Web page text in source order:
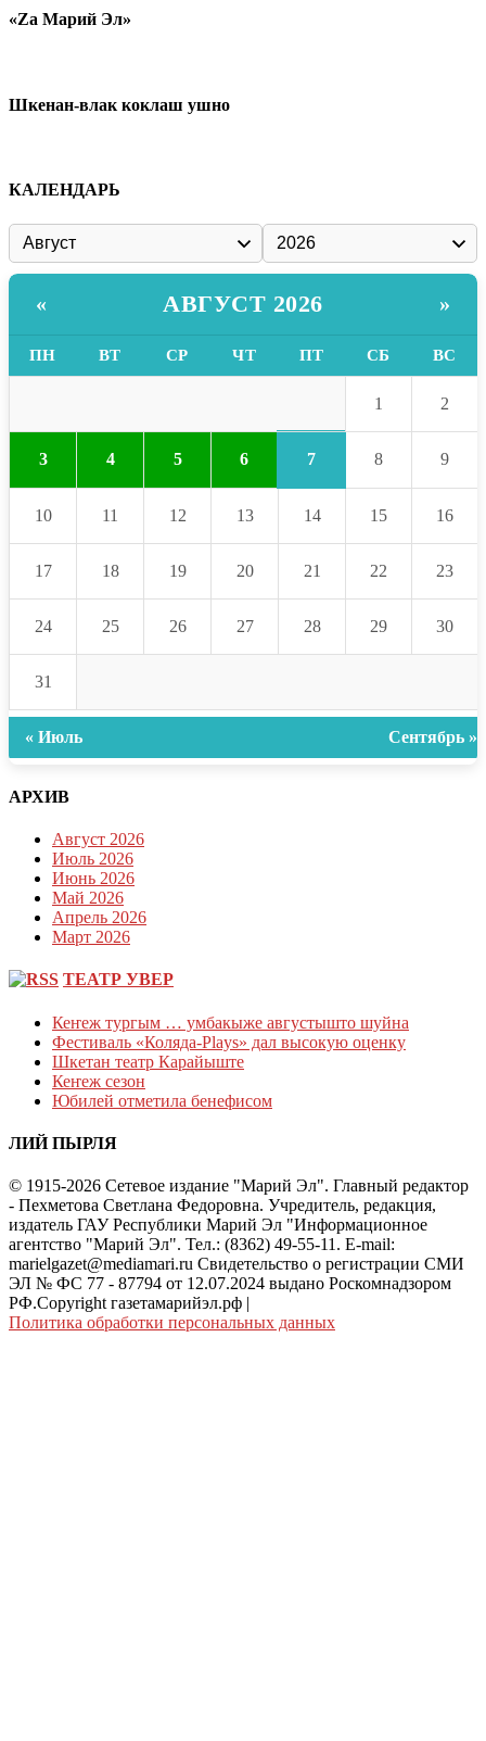
«Zа Марий Эл»
Шкенан-влак коклаш ушно
КАЛЕНДАРЬ
« АВГУСТ 2026 »
ПН ВТ СР ЧТ ПТ СБ ВС
1 2
3 4 5 6 7 8 9
10 11 12 13 14 15 16
17 18 19 20 21 22 23
24 25 26 27 28 29 30
31
« Июль Сентябрь »
АРХИВ
Август 2026
Июль 2026
Июнь 2026
Май 2026
Апрель 2026
Март 2026
ТЕАТР УВЕР
Кеҥеж тургым … умбакыже августышто шуйна
Фестиваль «Коляда-Plays» дал высокую оценку
Шкетан театр Карайыште
Кеҥеж сезон
Юбилей отметила бенефисом
ЛИЙ ПЫРЛЯ
© 1915-2026 Сетевое издание "Марий Эл". Главный редактор
- Пехметова Светлана Федоровна. Учредитель, редакция,
издатель ГАУ Республики Марий Эл "Информационное
агентство "Марий Эл". Тел.: (8362) 49-55-11. E-mail:
marielgazet@mediamari.ru Свидетельство о регистрации СМИ
ЭЛ № ФС 77 - 87794 от 12.07.2024 выдано Роскомнадзором
РФ.Copyright газетамарийэл.рф |
Политика обработки персональных данных